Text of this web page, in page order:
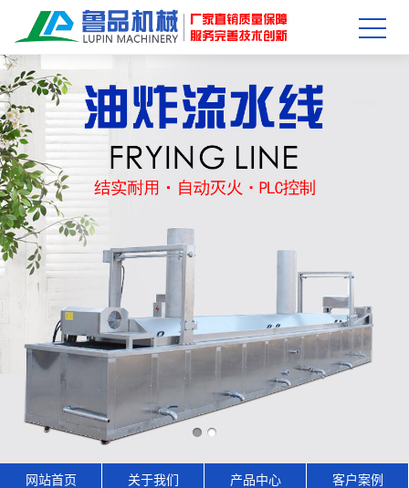
网站首页 关于我们 产品中心 客户案例